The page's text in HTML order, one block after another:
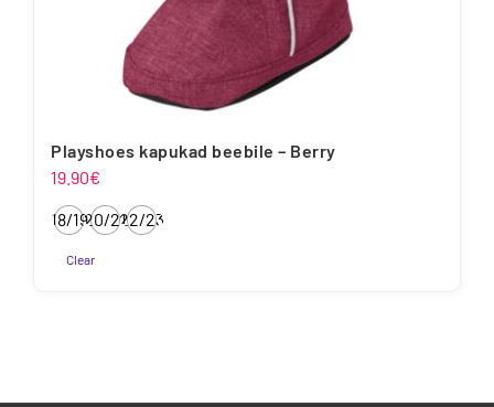
Playshoes kapukad beebile – Berry
19.90€
18/1920/2122/23
Clear